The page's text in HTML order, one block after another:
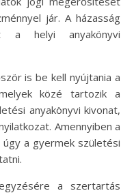
jár. A házasság
a helyi anyakönyvi
is be kell nyújtania a
közé tartozik a
anyakönyvi kivonat,
Amennyiben a
a gyermek születési
a szertartás